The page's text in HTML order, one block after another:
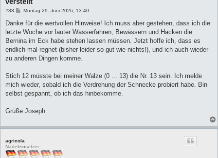
#33
B
i
a
Montag 29. Juni 2026, 13:40
Danke für die wertvollen Hinweise! Ich muss aber gestehen, dass ich die
letzte Woche vor lauter Wasserfahren, Bewässern und Hacken die
Bernina im Eck habe stehen lassen müssen. Jetzt hoffe ich, dass es
endlich mal regnet (bisher leider so gut wie nichts!), und ich auch wieder
zu anderen Dingen komme.
Stich 12 müsste bei meiner Walze (0 ... 13) die Nr. 13 sein. Ich melde
mich wieder, sobald ich die Verdrehung der Schnecke probiert habe. Bin
selbst gespannt, ob ich das hinbekomme.
Grüße Joseph
agricola
Nadeleinsetzer